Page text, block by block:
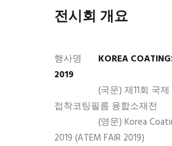
전시회 개요
행사명
KOREA
2019
(국문) 제11회 국제
접착코팅필름 융합소재전
(영문) Korea
2019 (ATEM FAIR 2019)